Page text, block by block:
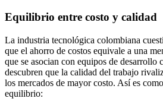
Equilibrio entre costo y calidad
La industria tecnológica colombiana
que el ahorro de costos equivale a una
que se asocian con equipos de desarrollo
descubren que la calidad del trabajo
los mercados de mayor costo. Así es
equilibrio: